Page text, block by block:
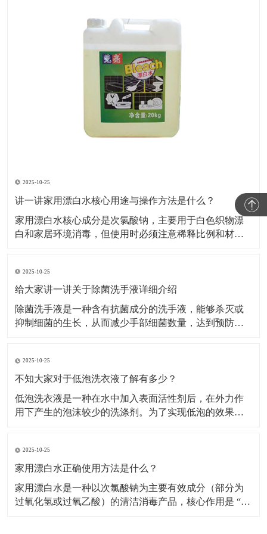
2025-10-25
讲一讲家用漂白水核心用途与操作方法是什么？
家用漂白水核心成分是次氯酸钠，主要用于白色织物漂
白和家居环境消毒，但使用时必须注意稀释比例和材质
家用漂白水的应用需严格区分场景，不同用途的稀释比
例和操作步骤差异较大。白色衣物漂白适用范围：仅用
于白色棉、
2025-10-25
给大家讲一讲关于除菌洗手液详细介绍
除菌洗手液是一种含有抗菌成分的洗手液，能够杀灭或
抑制细菌的生长，从而减少手部细菌数量，达到预防疾
润皮肤，同时将油脂污垢乳化，使其从皮肤上脱落下
来，被水冲走。增稠剂：常用的有无机盐等，能使洗手
液保持合适的
2025-10-25
不知大家对于低泡洗衣液了解有多少？
低泡洗衣液是一种在水中加入表面活性剂后，在外力作
用下产生的泡沫较少的洗涤剂。​为了实现低泡的效果，
主要组成成分，这些成分在保证去污力的同时，能有效
控制泡沫的产生。特点低泡易漂洗：低泡洗衣液
2025-10-25
家用漂白水正确使用方法是什么？
家用漂白水是一种以次氯酸钠为主要有效成分（部分为
过氧化氢或过氧乙酸）的清洁消毒产品，核心作用是 “去